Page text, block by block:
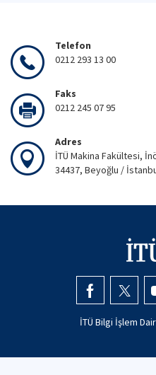
Telefon
0212 293 13 00
Faks
0212 245 07 95
Adres
İTÜ Makina Fakültesi,
34437, Beyoğlu /
İTÜ Bilgi İşlem